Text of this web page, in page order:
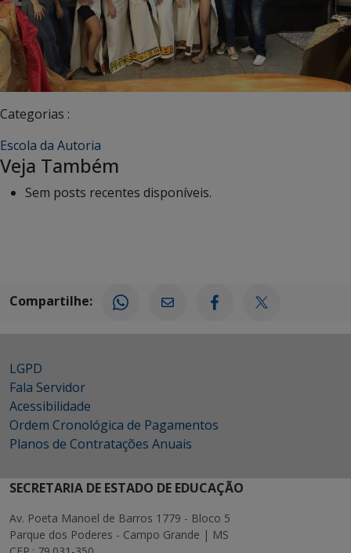
Categorias :
Escola da Autoria
Veja Também
Sem posts recentes disponíveis.
Compartilhe:
LGPD
Fala Servidor
Acessibilidade
Ordem Cronológica de Pagamentos
Planos de Contratações Anuais
SECRETARIA DE ESTADO DE EDUCAÇÃO
Av. Poeta Manoel de Barros 1779 - Bloco 5
Parque dos Poderes - Campo Grande | MS